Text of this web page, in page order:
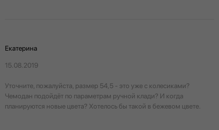
Екатерина
15.08.2019
Уточните, пожалуйста, размер 54,5 - это уже с колесиками?
Чемодан подойдёт по параметрам ручной клади? И когда
планируются новые цвета? Хотелось бы такой в бежевом цвете.